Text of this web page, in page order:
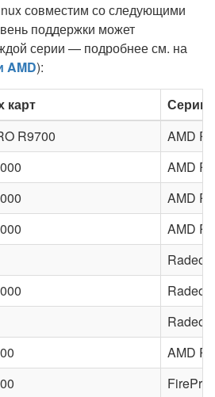
совместим со следующими
поддержки может
серии — подробнее см. на
AMD):
карт
Серии
R9700
AMD
AMD
AMD
AMD
AMD